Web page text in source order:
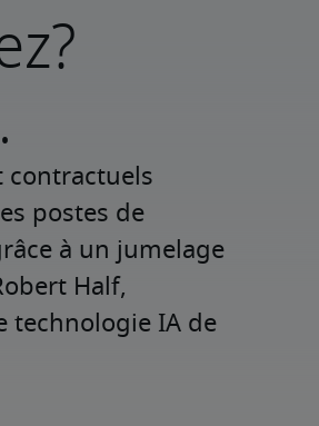
contractuels
postes de
à un jumelage
Half,
technologie IA de